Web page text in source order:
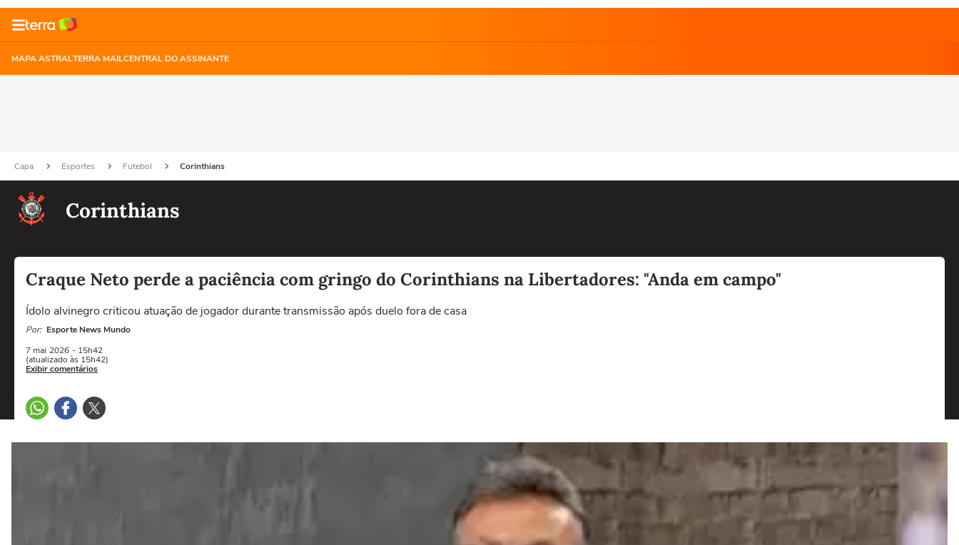
MAPA ASTRALTERRA MAILCENTRAL DO ASSINANTE
Capa Esportes Futebol Corinthians
Corinthians
Craque Neto perde a paciência com gringo do Corinthians na Libertadores: "Anda em campo"
Ídolo alvinegro criticou atuação de jogador durante transmissão após duelo fora de casa
Por: Esporte News Mundo
7 mai 2026 - 15h42
(atualizado às 15h42)
Exibir comentários